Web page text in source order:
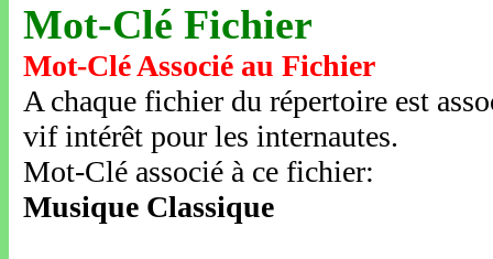
Mot-Clé Fichier
Mot-Clé Associé au Fichier
A chaque fichier du répertoire est
vif intérêt pour les internautes.
Mot-Clé associé à ce fichier:
Musique Classique